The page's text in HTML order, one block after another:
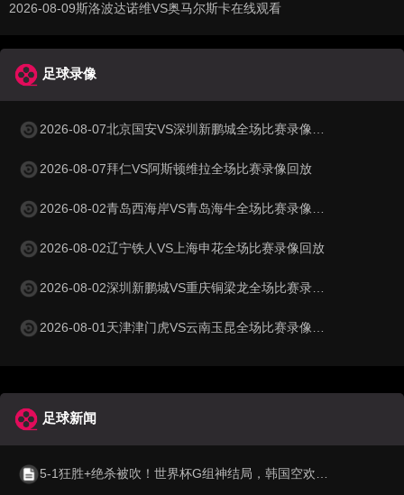
2026-08-09斯洛波达诺维VS奥马尔斯卡在线观看
足球录像
2026-08-07北京国安VS深圳新鹏城全场比赛录像回放
2026-08-07拜仁VS阿斯顿维拉全场比赛录像回放
2026-08-02青岛西海岸VS青岛海牛全场比赛录像回放
2026-08-02辽宁铁人VS上海申花全场比赛录像回放
2026-08-02深圳新鹏城VS重庆铜梁龙全场比赛录像回放
2026-08-01天津津门虎VS云南玉昆全场比赛录像回放
足球新闻
5-1狂胜+绝杀被吹！世界杯G组神结局，韩国空欢喜 比利时逆袭成第1